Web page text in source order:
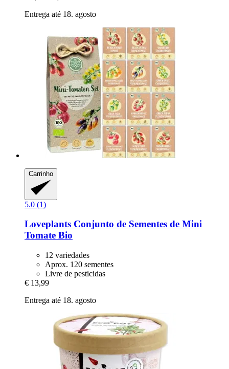
Entrega até 18. agosto
Carrinho
5.0 (1)
Loveplants Conjunto de Sementes de Mini
Tomate Bio
12 variedades
Aprox. 120 sementes
Livre de pesticidas
€ 13,99
Entrega até 18. agosto